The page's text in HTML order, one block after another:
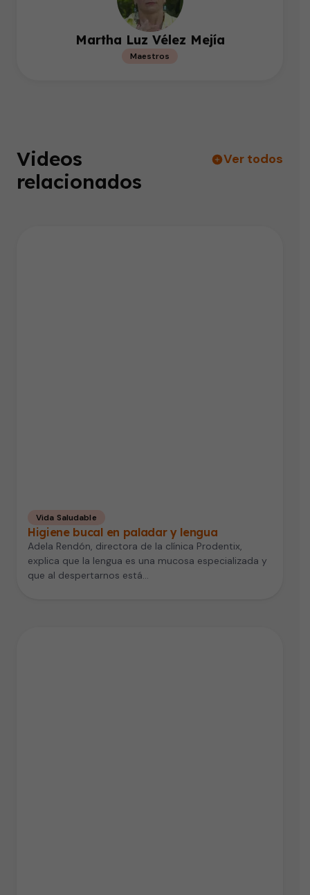
Martha Luz Vélez Mejía
Maestros
Videos
relacionados
Ver todos
Vida Saludable
Higiene bucal en paladar y lengua
Adela Rendón, directora de la clínica Prodentix,
explica que la lengua es una mucosa especializada y
que al despertarnos está…